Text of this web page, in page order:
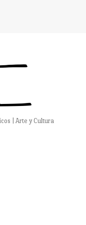
| Arte y Cultura